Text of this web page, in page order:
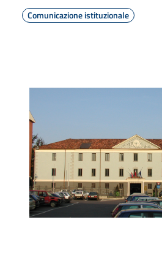
Comunicazione istituzionale